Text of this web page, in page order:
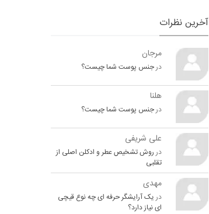
آخرین نظرات
مرجان
درجنس پوست شما چیست؟
هلنا
درجنس پوست شما چیست؟
علی شریفی
درروش تشخیص عطر و ادکلن اصلی از
تقلبی
مهدی
دریک آرایشگر حرفه ای چه نوع قیچی
ای نیاز دارد؟